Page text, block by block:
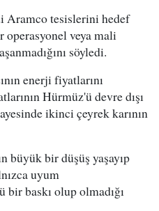
Aramco tesislerini hedef
operasyonel veya mali
söyledi.
enerji fiyatlarını
Hürmüz'ü devre dışı
ikinci çeyrek karının
büyük bir düşüş yaşayıp
uyum
bir baskı olup olmadığı